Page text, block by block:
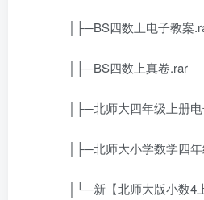
│├─BS四数上电子教案
│├─BS四数上真卷.rar
│├─北师大四年级上册电
│├─北师大小学数学四年
│└─新【北师大版小数4